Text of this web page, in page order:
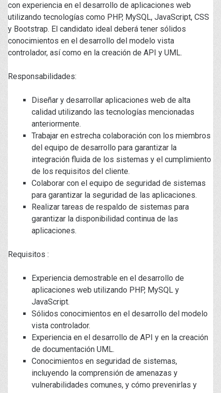
con experiencia en el desarrollo de aplicaciones web
utilizando tecnologías como PHP, MySQL, JavaScript, CSS
y Bootstrap. El candidato ideal deberá tener sólidos
conocimientos en el desarrollo del modelo vista
controlador, así como en la creación de API y UML.
Responsabilidades:
Diseñar y desarrollar aplicaciones web de alta
calidad utilizando las tecnologías mencionadas
anteriormente.
Trabajar en estrecha colaboración con los miembros
del equipo de desarrollo para garantizar la
integración fluida de los sistemas y el cumplimiento
de los requisitos del cliente.
Colaborar con el equipo de seguridad de sistemas
para garantizar la seguridad de las aplicaciones.
Realizar tareas de respaldo de sistemas para
garantizar la disponibilidad continua de las
aplicaciones.
Requisitos :
Experiencia demostrable en el desarrollo de
aplicaciones web utilizando PHP, MySQL y
JavaScript.
Sólidos conocimientos en el desarrollo del modelo
vista controlador.
Experiencia en el desarrollo de API y en la creación
de documentación UML.
Conocimientos en seguridad de sistemas,
incluyendo la comprensión de amenazas y
vulnerabilidades comunes, y cómo prevenirlas y